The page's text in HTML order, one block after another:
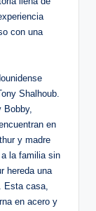
con una
Shalhoub.
Bobby,
en
y madre
la familia sin
hereda una
Esta casa,
en acero y